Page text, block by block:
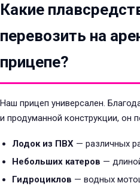
Какие
перевозить на
прицепе?
Наш прицеп универсален.
и продуманной конструкции, он
Лодок из ПВХ — различных
Небольших катеров —
Гидроциклов — водных